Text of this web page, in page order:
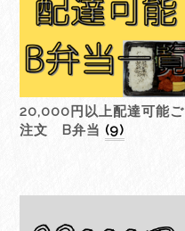
20,000円以上配達可能ご
注文 B弁当(9)